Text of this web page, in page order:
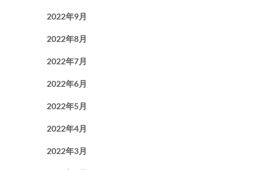
2022年9月
2022年8月
2022年7月
2022年6月
2022年5月
2022年4月
2022年3月